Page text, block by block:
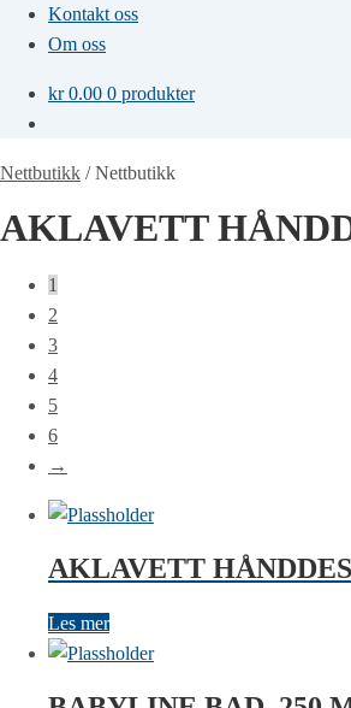
Kontakt oss
Om oss
kr0.00 0 produkter
Nettbutikk /Nettbutikk
AKLAVETT
1
2
3
4
5
6
→
AKLAVETT
Les mer